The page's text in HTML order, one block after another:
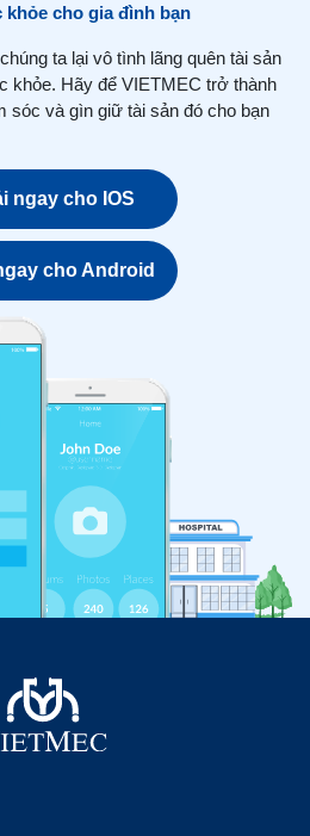
cho gia đình bạn
ta lại vô tình lãng quên tài sản
khỏe. Hãy để VIETMEC trở thành
sóc và gìn giữ tài sản đó cho bạn
ngay cho IOS
cho Android